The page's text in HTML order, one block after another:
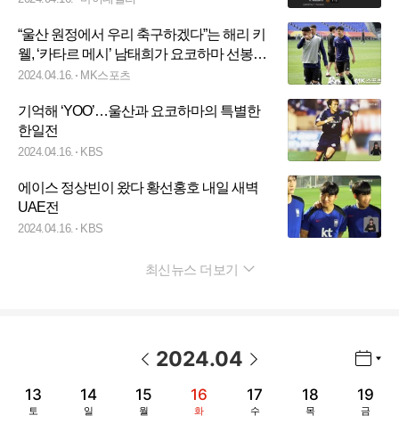
“울산 원정에서 우리 축구하겠다”는 해리 키
웰, ‘카타르 메시’ 남태희가 요코하마 선봉에
선다 [MK현장]
2024.04.16. MK스포츠
기억해 ‘YOO’…울산과 요코하마의 특별한
한일전
2024.04.16. KBS
에이스 정상빈이 왔다 황선홍호 내일 새벽
UAE전
2024.04.16. KBS
최신뉴스 더보기
2024.04
13
토
14
일
15
월
16
화
17
수
18
목
19
금